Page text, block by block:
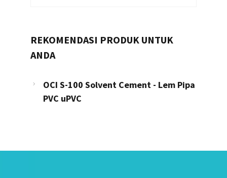
REKOMENDASI PRODUK UNTUK
ANDA
OCI S-100 Solvent Cement - Lem Pipa
PVC uPVC